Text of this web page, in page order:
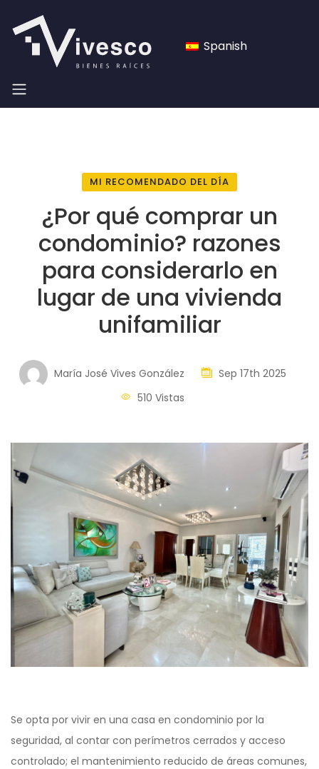
Spanish
MI RECOMENDADO DEL DÍA
¿Por qué comprar un
condominio? razones
para considerarlo en
lugar de una vivienda
unifamiliar
María José Vives González
Sep 17th 2025
510 Vistas
Se opta por vivir en una casa en condominio por la
seguridad, al contar con perímetros cerrados y acceso
controlado; el mantenimiento reducido de áreas comunes,